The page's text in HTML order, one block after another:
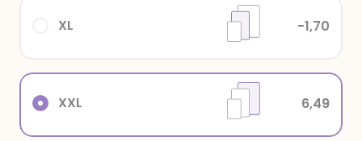
XXL 6,49
XL -1,70